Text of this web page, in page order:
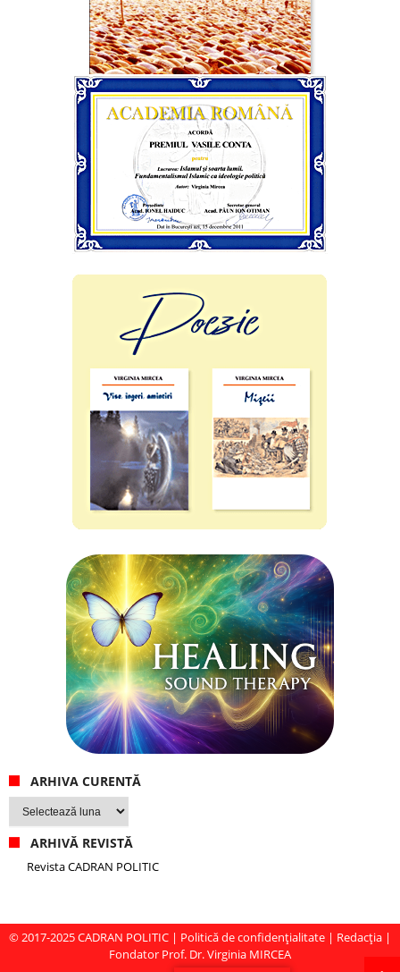
ARHIVA CURENTĂ
Arhiva
ARHIVĂ REVISTĂ
Revista CADRAN POLITIC
© 2017-2025CADRAN POLITIC | Politică de confidențialitate | Redacția |
Fondator Prof. Dr. Virginia MIRCEA